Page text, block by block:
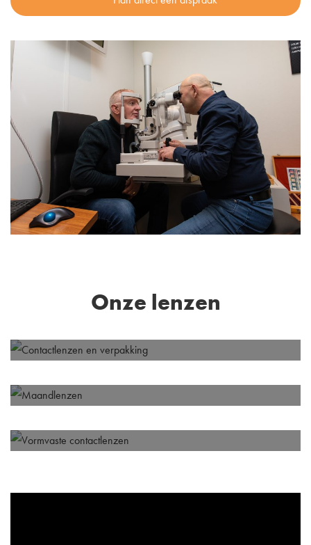
Onze lenzen